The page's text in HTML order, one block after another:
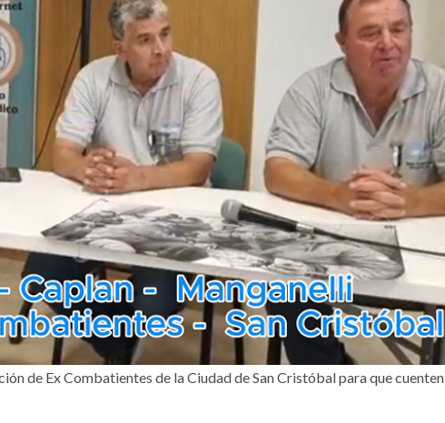
de Ex Combatientes de la Ciudad de San Cristóbal para que cuenten